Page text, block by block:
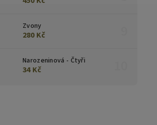
Zvony
280 Kč
Narozeninová - Čtyři
34 Kč